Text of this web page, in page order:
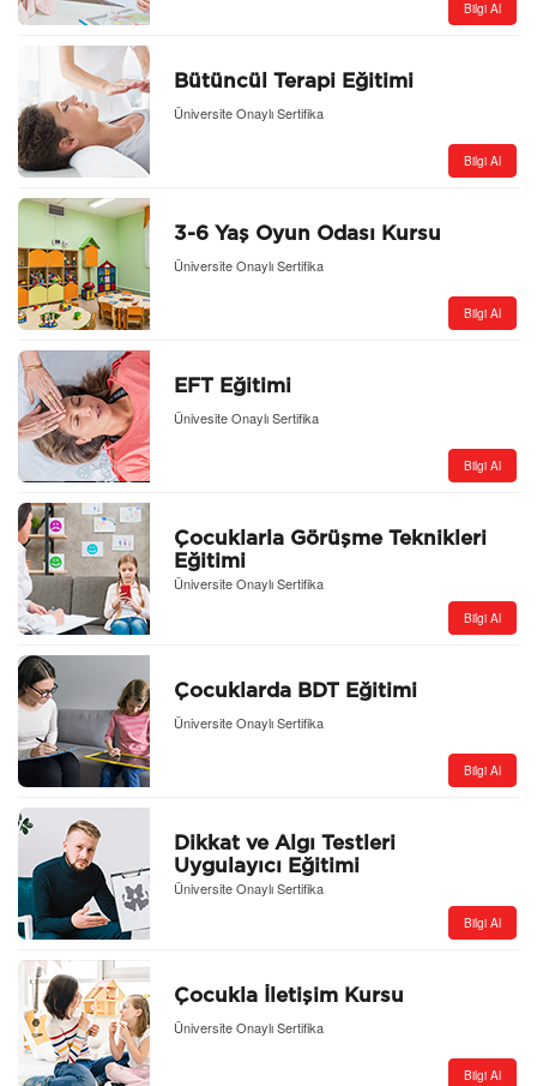
Bilgi Al
Bütüncül Terapi Eğitimi
Üniversite Onaylı Sertifika
Bilgi Al
3-6 Yaş Oyun Odası Kursu
Üniversite Onaylı Sertifika
Bilgi Al
EFT Eğitimi
Ünivesite Onaylı Sertifika
Bilgi Al
Çocuklarla Görüşme Teknikleri
Eğitimi
Üniversite Onaylı Sertifika
Bilgi Al
Çocuklarda BDT Eğitimi
Üniversite Onaylı Sertifika
Bilgi Al
Dikkat ve Algı Testleri
Uygulayıcı Eğitimi
Üniversite Onaylı Sertifika
Bilgi Al
Çocukla İletişim Kursu
Üniversite Onaylı Sertifika
Bilgi Al